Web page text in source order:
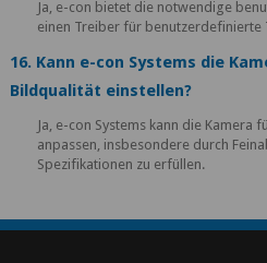
Ja, e-con bietet die notwendige
einen Treiber für benutzerdefinierte
16. Kann e-con Systems die
Bildqualität einstellen?
Ja, e-con Systems kann die Kamera
anpassen, insbesondere durch
Spezifikationen zu erfüllen.
\